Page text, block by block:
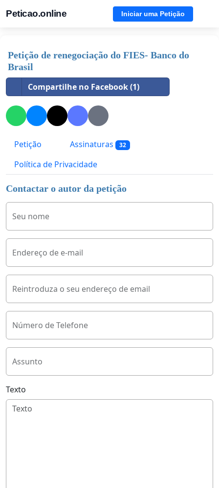
Peticao.online Iniciar uma Petição
Petição de renegociação do FIES- Banco do
Brasil
Compartilhe no Facebook (1)
Petição Assinaturas 32
Política de Privacidade
Contactar o autor da petição
Seu nome
Endereço de e-mail
Reintroduza o seu endereço de email
Número de Telefone
Assunto
Texto